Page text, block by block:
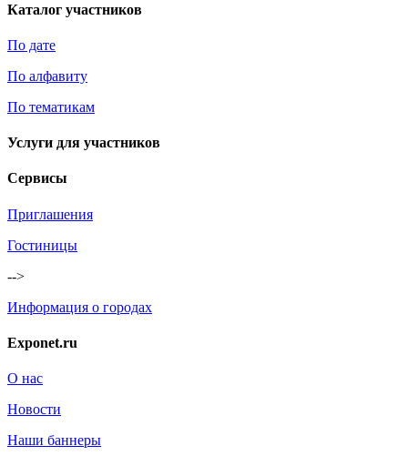
Каталог участников
По дате
По алфавиту
По тематикам
Услуги для участников
Сервисы
Приглашения
Гостиницы
-->
Информация о городах
Exponet.ru
О нас
Новости
Наши баннеры